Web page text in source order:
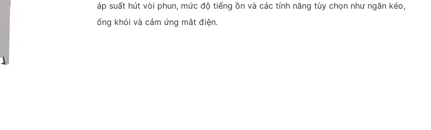
áp suất hút vòi phun, mức độ tiếng ồn và các tính năng tùy chọn như ngăn kéo,
ống khói và cảm ứng mắt điện.